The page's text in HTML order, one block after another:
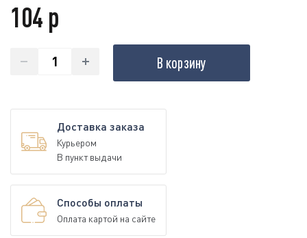
104 р
В корзину
Доставка заказа
Курьером
В пункт выдачи
Способы оплаты
Оплата картой на сайте